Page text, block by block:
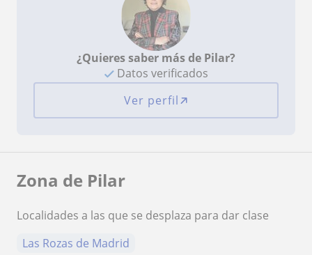
¿Quieres saber más de Pilar?
Datos verificados
Ver perfil
Zona de Pilar
Localidades a las que se desplaza para dar clase
Las Rozas de Madrid